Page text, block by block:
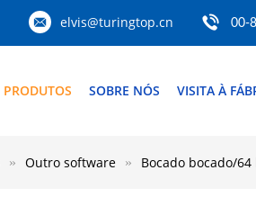
elvis@turingtop.cn 00-
PRODUTOS SOBRE NÓS VISITA À
Outro software Bocado bocado/